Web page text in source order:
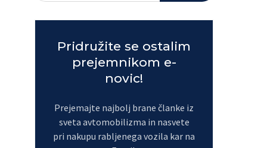
Pridružite se ostalim
prejemnikom e-
novic!
Prejemajte najbolj brane članke iz
sveta avtomobilizma in nasvete
pri nakupu rabljenega vozila kar na